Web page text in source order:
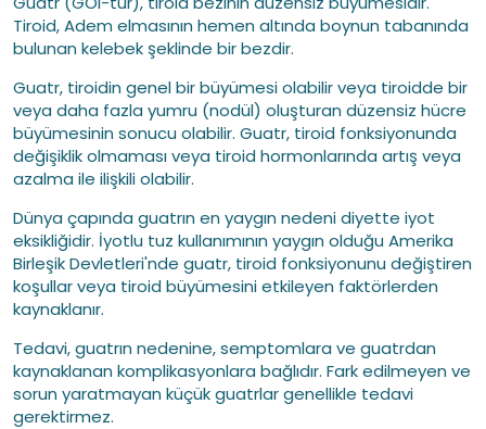
Tiroid, Adem elmasının hemen altında boynun tabanında
bulunan kelebek şeklinde bir bezdir.
Guatr, tiroidin genel bir büyümesi olabilir veya tiroidde bir
veya daha fazla yumru (nodül) oluşturan düzensiz hücre
büyümesinin sonucu olabilir. Guatr, tiroid fonksiyonunda
değişiklik olmaması veya tiroid hormonlarında artış veya
azalma ile ilişkili olabilir.
Dünya çapında guatrın en yaygın nedeni diyette iyot
eksikliğidir. İyotlu tuz kullanımının yaygın olduğu Amerika
Birleşik Devletleri'nde guatr, tiroid fonksiyonunu değiştiren
koşullar veya tiroid büyümesini etkileyen faktörlerden
kaynaklanır.
Tedavi, guatrın nedenine, semptomlara ve guatrdan
kaynaklanan komplikasyonlara bağlıdır. Fark edilmeyen ve
sorun yaratmayan küçük guatrlar genellikle tedavi
gerektirmez.